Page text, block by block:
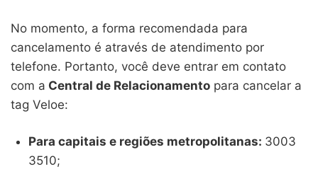
No momento, a forma recomendada para
cancelamento é através de atendimento por
telefone. Portanto, você deve entrar em contato
com a Central de Relacionamento para cancelar a
tag Veloe:
Para capitais e regiões metropolitanas: 3003
3510;